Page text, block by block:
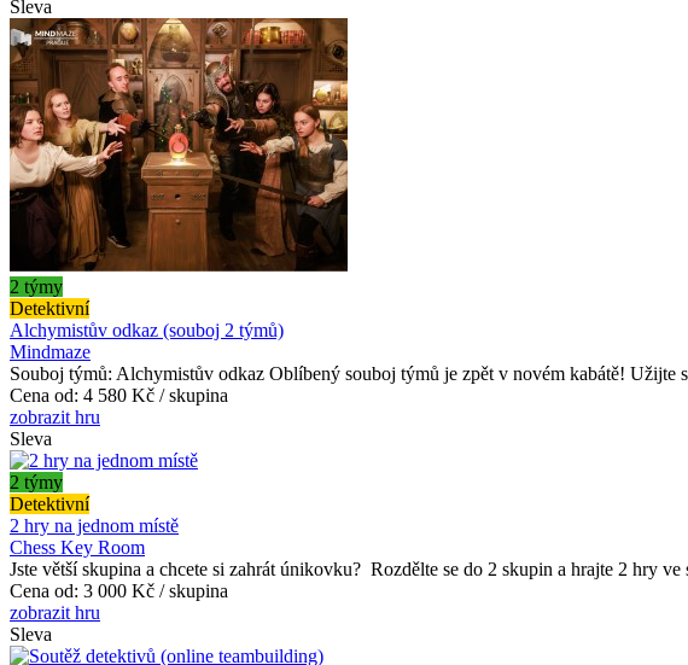
Sleva
2 týmy
Detektivní
Alchymistův odkaz (souboj 2 týmů)
Mindmaze
Souboj týmů: Alchymistův odkaz Oblíbený souboj týmů je zpět v novém kabátě!
Cena od: 4 580 Kč / skupina
zobrazit hru
Sleva
2 týmy
Detektivní
2 hry na jednom místě
Chess Key Room
Jste větší skupina a chcete si zahrát únikovku? Rozdělte se do 2 skupin a hrajte 2 hry
Cena od: 3 000 Kč / skupina
zobrazit hru
Sleva